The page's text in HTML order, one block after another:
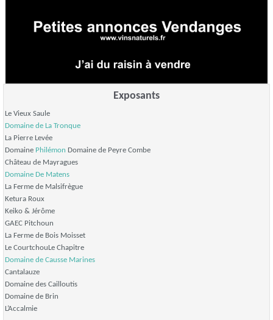
Exposants
Le Vieux Saule
Domaine de La Tronque
La Pierre Levée
Domaine Philémon Domaine de Peyre Combe
Château de Mayragues
Domaine De Matens
La Ferme de Malsifrègue
Ketura Roux
Keiko & Jérôme
GAEC Pitchoun
La Ferme de Bois Moisset
Le CourtchouLe Chapitre
Domaine de Causse Marines
Cantalauze
Domaine des Cailloutis
Domaine de Brin
L’Accalmie